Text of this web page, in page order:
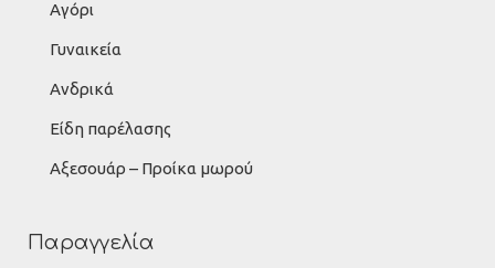
Αγόρι
Γυναικεία
Ανδρικά
Είδη παρέλασης
Αξεσουάρ – Προίκα μωρού
Παραγγελία